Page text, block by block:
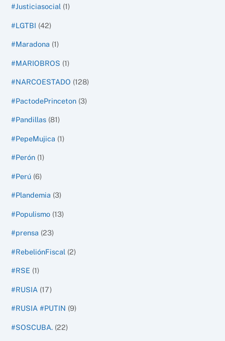
#Justiciasocial (1)
#LGTBI (42)
#Maradona (1)
#MARIOBROS (1)
#NARCOESTADO (128)
#PactodePrinceton (3)
#Pandillas (81)
#PepeMujica (1)
#Perón (1)
#Perú (6)
#Plandemia (3)
#Populismo (13)
#prensa (23)
#RebeliónFiscal (2)
#RSE (1)
#RUSIA (17)
#RUSIA #PUTIN (9)
#SOSCUBA. (22)